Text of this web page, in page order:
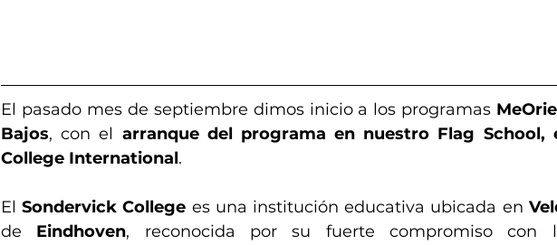
El pasado mes de septiembre dimos inicio a los programas
Bajos, con el arranque del programa en nuestro Flag School,
College International.
El Sondervick College es una institución educativa ubicada en
de Eindhoven, reconocida por su fuerte compromiso